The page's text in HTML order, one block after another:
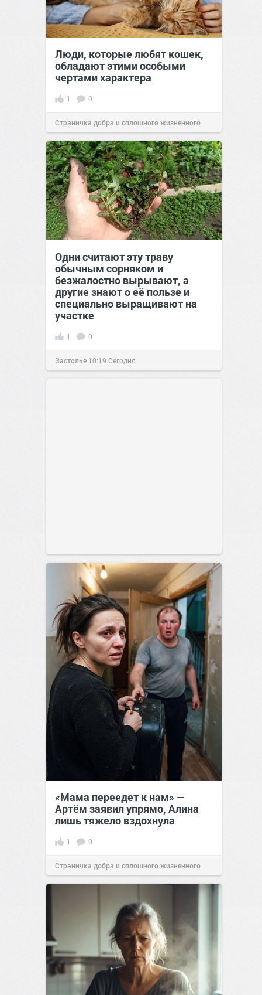
Люди, которые любят кошек,
обладают этими особыми
чертами характера
1 0
Страничка добра и сплошного жизненного
позитива!10:38Сегодня
Одни считают эту траву
обычным сорняком и
безжалостно вырывают, а
другие знают о её пользе и
специально выращивают на
участке
1 0
Застолье 10:19 Сегодня
«Мама переедет к нам» —
Артём заявил упрямо, Алина
лишь тяжело вздохнула
1 0
Страничка добра и сплошного жизненного
позитива!00:28Сегодня